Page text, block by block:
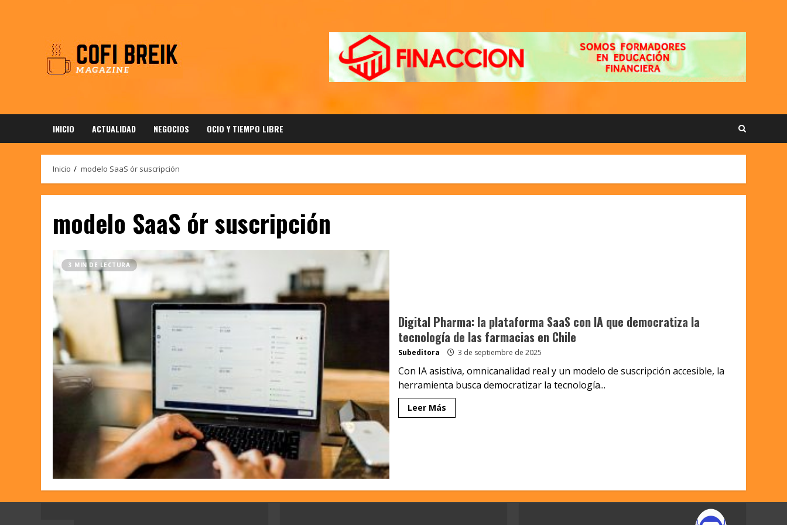
INICIO ACTUALIDAD NEGOCIOS OCIO Y TIEMPO LIBRE
Inicio modelo SaaS ór suscripción
modelo SaaS ór suscripción
3 MIN DE LECTURA
Digital Pharma: la plataforma SaaS con IA que democratiza la
tecnología de las farmacias en Chile
Subeditora 3 de septiembre de 2025
Con IA asistiva, omnicanalidad real y un modelo de suscripción accesible, la
herramienta busca democratizar la tecnología...
Leer Más